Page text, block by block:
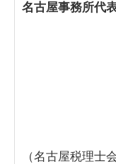
名古屋事務所代
（名古屋税理士